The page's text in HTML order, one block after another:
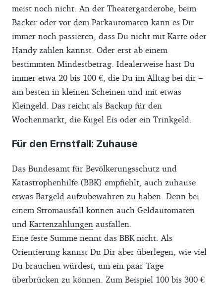
meist noch nicht. An der Theatergarderobe, beim
Bäcker oder vor dem Parkautomaten kann es Dir
immer noch passieren, dass Du nicht mit Karte oder
Handy zahlen kannst. Oder erst ab einem
bestimmten Mindestbetrag. Idealerweise hast Du
immer etwa 20 bis 100 €, die Du im Alltag bei dir –
am besten in kleinen Scheinen und mit etwas
Kleingeld. Das reicht als Backup für den
Wochenmarkt, die Kugel Eis oder ein Trinkgeld.
Für den Ernstfall: Zuhause
Das Bundesamt für Bevölkerungsschutz und
Katastrophenhilfe (BBK) empfiehlt, auch zuhause
etwas Bargeld aufzubewahren zu haben. Denn bei
einem Stromausfall können auch Geldautomaten
und Kartenzahlungen ausfallen.
Eine feste Summe nennt das BBK nicht. Als
Orientierung kannst Du Dir aber überlegen, wie viel
Du brauchen würdest, um ein paar Tage
überbrücken zu können. Zum Beispiel 100 bis 300 €